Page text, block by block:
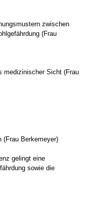
zwischen
(Frau
medizinischer Sicht (Frau
(Frau Berkemeyer)
gelingt eine
sowie die